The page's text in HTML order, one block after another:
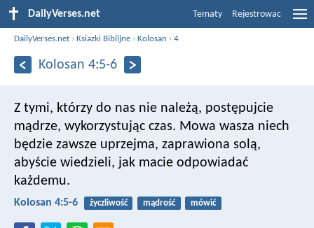
DailyVerses.net Tematy Rejestrowac
DailyVerses.net ›Ksiazki Biblijne ›Kolosan ›4
Kolosan 4:5-6
Z tymi, którzy do nas nie należą, postępujcie
mądrze, wykorzystując czas. Mowa wasza niech
będzie zawsze uprzejma, zaprawiona solą,
abyście wiedzieli, jak macie odpowiadać
każdemu.
Kolosan 4:5-6 życzliwość mądrość mówić